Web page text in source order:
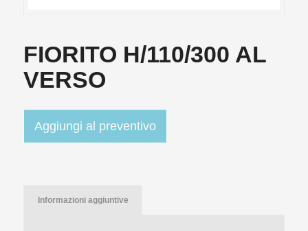
FIORITO H/110/300 AL
VERSO
Aggiungi al preventivo
Informazioni aggiuntive